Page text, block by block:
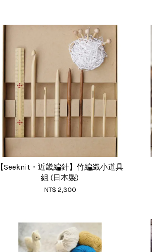
【Seeknit・近畿編針】竹編織小道具
組 (日本製)
NT$ 2,300